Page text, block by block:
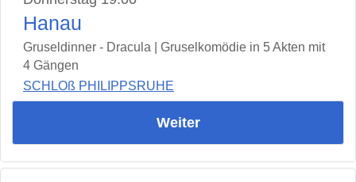
Hanau
Gruseldinner - Dracula | Gruselkomödie in 5 Akten mit
4 Gängen
SCHLOß PHILIPPSRUHE
Weiter